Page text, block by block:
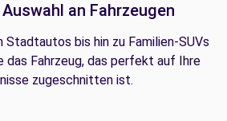
an Fahrzeugen
bis hin zu Familien-SUVs
das Fahrzeug, das perfekt auf Ihre
zugeschnitten ist.